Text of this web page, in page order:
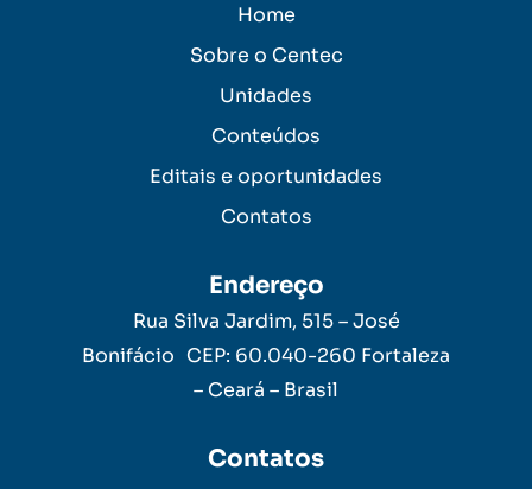
Home
Sobre o Centec
Unidades
Conteúdos
Editais e oportunidades
Contatos
Endereço
Rua Silva Jardim, 515 – José
Bonifácio CEP: 60.040-260 Fortaleza
– Ceará – Brasil
Contatos